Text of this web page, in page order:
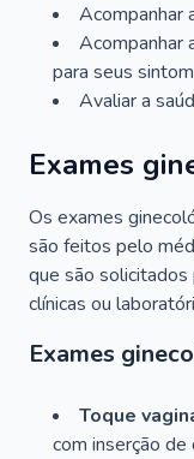
Acompanhar
Acompanhar
para seus
Avaliar a
Exames
Os exames
são feitos pelo
que são
clínicas ou
Exames
Toque
com inserção de